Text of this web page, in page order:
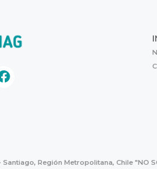
Región Metropolitana, Chile "NO